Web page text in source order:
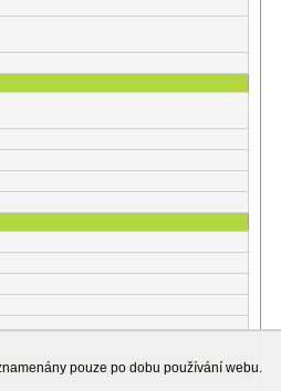
pouze po dobu používání webu.